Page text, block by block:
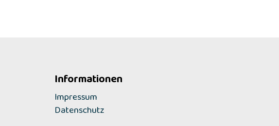
Informationen
Impressum
Datenschutz